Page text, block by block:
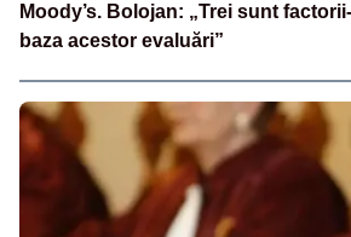
Moody’s. Bolojan: „Trei sunt
baza acestor evaluări”